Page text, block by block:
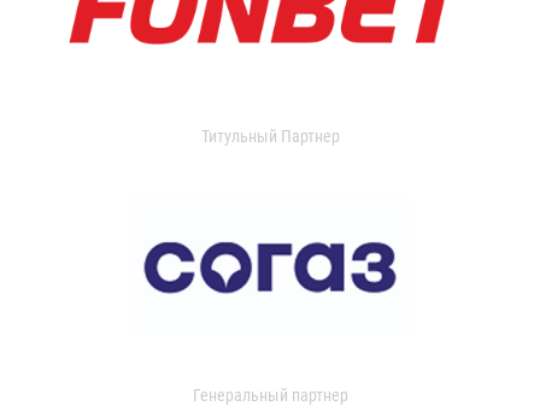
Титульный Партнер
Генеральный партнер